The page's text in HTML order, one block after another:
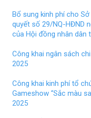
Bổ sung kinh phí cho
quyết số 29/NQ-HĐND
của Hội đồng nhân dân
Công khai ngân sách
2025
Công khai kinh phí tổ
Gameshow “Sắc màu
2025